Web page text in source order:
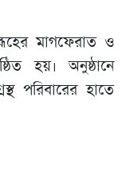
মাগফেরাত ও
হয়। অনুষ্ঠা‌নে
প‌রিবা‌রের হা‌তে